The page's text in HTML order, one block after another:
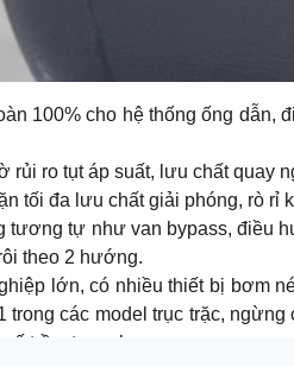
100% cho hệ thống ống dẫn,
rủi ro tụt áp suất, lưu chất quay
tối đa lưu chất giải phóng, rò rỉ
tương tự như van bypass, điều
theo 2 hướng.
lớn, có nhiều thiết bị bơm
trong các model trục trặc,
trầm trọng hơn.